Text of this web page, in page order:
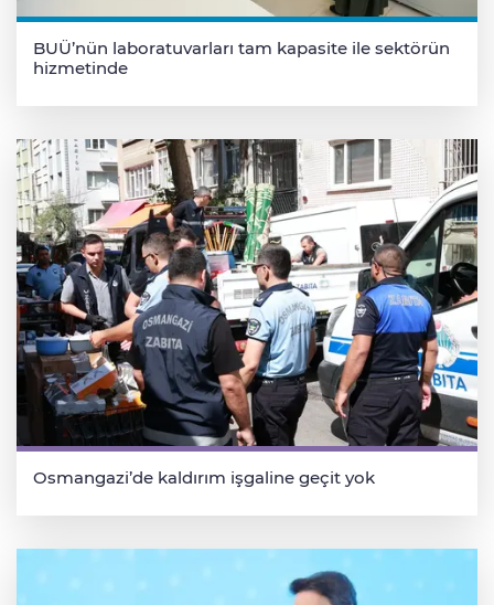
BUÜ’nün laboratuvarları tam kapasite ile sektörün
hizmetinde
Osmangazi’de kaldırım işgaline geçit yok